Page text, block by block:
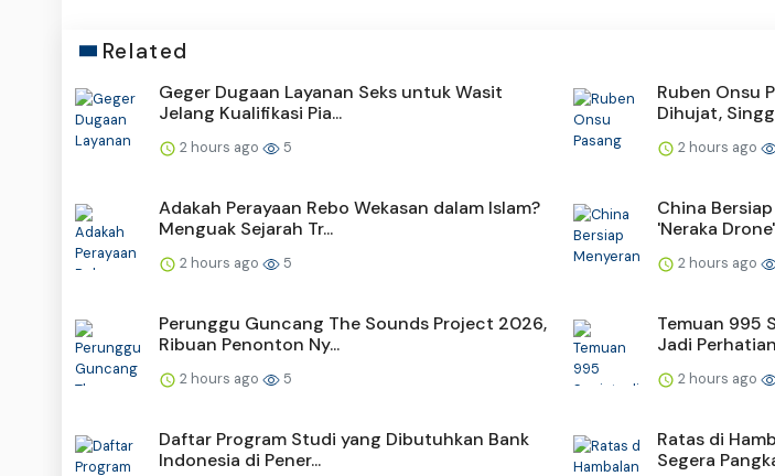
Related
Geger Dugaan Layanan Seks untuk Wasit
Jelang Kualifikasi Pia...
2 hours ago 5
Ruben Onsu
Dihujat,
2 hours ago
Adakah Perayaan Rebo Wekasan dalam Islam?
Menguak Sejarah Tr...
2 hours ago 5
China
'Neraka Drone'
2 hours ago
Perunggu Guncang The Sounds Project 2026,
Ribuan Penonton Ny...
2 hours ago 5
Temuan 995
Jadi
2 hours ago
Daftar Program Studi yang Dibutuhkan Bank
Indonesia di Pener...
Ratas di
Segera